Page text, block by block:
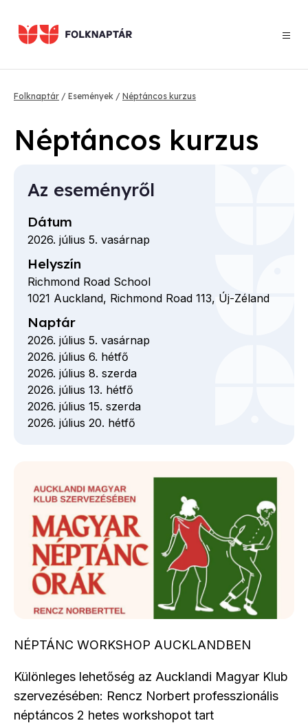
tartalomra
Morzsa
Folknaptár Események Néptáncos kurzus
Néptáncos kurzus
NÉPTÁNC WORKSHOP AUCKLANDBEN
Különleges lehetőség az Aucklandi Magyar Klub
szervezésében: Rencz Norbert professzionális
néptáncos 2 hetes workshopot tart
Az eseményről
Dátum
2026. július 5. vasárnap
Helyszín
Richmond Road School
1021 Auckland, Richmond Road 113, Új-Zéland
Naptár
2026. július 5. vasárnap
2026. július 6. hétfő
2026. július 8. szerda
2026. július 13. hétfő
2026. július 15. szerda
2026. július 20. hétfő